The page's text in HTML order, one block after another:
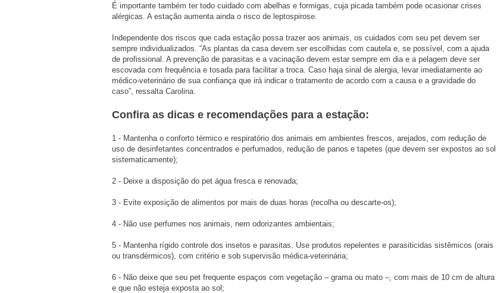
É importante também ter todo cuidado com abelhas e formigas, cuja picada também pode ocasionar crises
alérgicas. A estação aumenta ainda o risco de leptospirose.
Independente dos riscos que cada estação possa trazer aos animais, os cuidados com seu pet devem ser
sempre individualizados. “As plantas da casa devem ser escolhidas com cautela e, se possível, com a ajuda
de profissional. A prevenção de parasitas e a vacinação devem estar sempre em dia e a pelagem deve ser
escovada com frequência e tosada para facilitar a troca. Caso haja sinal de alergia, levar imediatamente ao
médico-veterinário de sua confiança que irá indicar o tratamento de acordo com a causa e a gravidade do
caso”, ressalta Carolina.
Confira as dicas e recomendações para a estação:
1 - Mantenha o conforto térmico e respiratório dos animais em ambientes frescos, arejados, com redução de
uso de desinfetantes concentrados e perfumados, redução de panos e tapetes (que devem ser expostos ao sol
sistematicamente);
2 - Deixe a disposição do pet água fresca e renovada;
3 - Evite exposição de alimentos por mais de duas horas (recolha ou descarte-os);
4 - Não use perfumes nos animais, nem odorizantes ambientais;
5 - Mantenha rígido controle dos insetos e parasitas. Use produtos repelentes e parasiticidas sistêmicos (orais
ou transdérmicos), com critério e sob supervisão médica-veterinária;
6 - Não deixe que seu pet frequente espaços com vegetação – grama ou mato –, com mais de 10 cm de altura
e que não esteja exposta ao sol;